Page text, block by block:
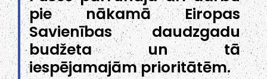
pie nākamā Eiropas
Savienības daudzgadu
budžeta un tā
iespējamajām prioritātēm.